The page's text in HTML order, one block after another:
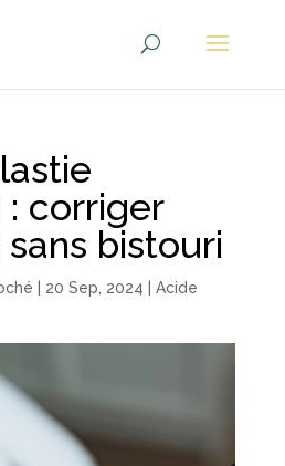
corriger
bistouri
20 Sep, 2024
Acide